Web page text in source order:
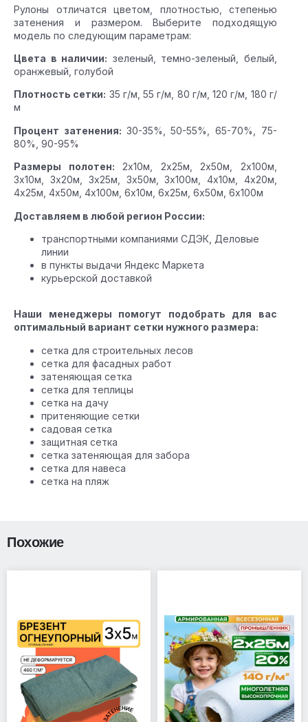
Рулоны отличатся цветом, плотностью, степенью
затенения и размером. Выберите подходящую
модель по следующим параметрам:
Цвета в наличии: зеленый, темно-зеленый, белый,
оранжевый, голубой
Плотность сетки: 35 г/м, 55 г/м, 80 г/м, 120 г/м, 180 г/
м
Процент затенения: 30-35%, 50-55%, 65-70%, 75-
80%, 90-95%
Размеры полотен: 2х10м, 2х25м, 2х50м, 2х100м,
3х10м, 3х20м, 3х25м, 3х50м, 3х100м, 4х10м, 4х20м,
4х25м, 4х50м, 4х100м, 6х10м, 6х25м, 6х50м, 6х100м
Доставляем в любой регион России:
транспортными компаниями СДЭК, Деловые
линии
в пункты выдачи Яндекс Маркета
курьерской доставкой
Наши менеджеры помогут подобрать для вас
оптимальный вариант сетки нужного размера:
сетка для строительных лесов
сетка для фасадных работ
затеняющая сетка
сетка для теплицы
сетка на дачу
притеняющие сетки
садовая сетка
защитная сетка
сетка затеняющая для забора
сетка для навеса
сетка на пляж
Похожие